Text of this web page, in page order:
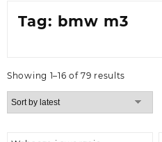
Tag: bmw m3
Showing 1–16 of 79 results